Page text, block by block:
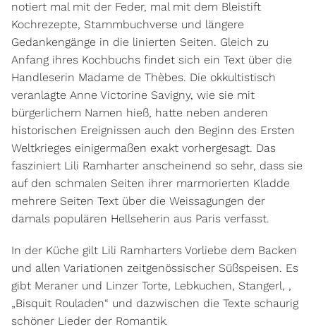
notiert mal mit der Feder, mal mit dem Bleistift
Kochrezepte, Stammbuchverse und längere
Gedankengänge in die linierten Seiten. Gleich zu
Anfang ihres Kochbuchs findet sich ein Text über die
Handleserin Madame de Thèbes. Die okkultistisch
veranlagte Anne Victorine Savigny, wie sie mit
bürgerlichem Namen hieß, hatte neben anderen
historischen Ereignissen auch den Beginn des Ersten
Weltkrieges einigermaßen exakt vorhergesagt. Das
fasziniert Lili Ramharter anscheinend so sehr, dass sie
auf den schmalen Seiten ihrer marmorierten Kladde
mehrere Seiten Text über die Weissagungen der
damals populären Hellseherin aus Paris verfasst.
In der Küche gilt Lili Ramharters Vorliebe dem Backen
und allen Variationen zeitgenössischer Süßspeisen. Es
gibt Meraner und Linzer Torte, Lebkuchen, Stangerl, ,
„Bisquit Rouladen“ und dazwischen die Texte schaurig
schöner Lieder der Romantik.